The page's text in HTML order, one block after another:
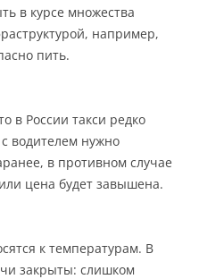
в курсе множества
например,
пить.
в России такси редко
водителем нужно
в противном случае
цена будет завышена.
к температурам. В
закрыты: слишком